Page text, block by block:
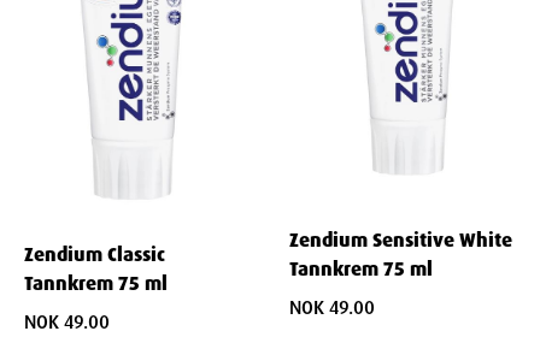
Zendium Classic
Tannkrem 75 ml
NOK 49.00
Zendium Sensitive White
Tannkrem 75 ml
NOK 49.00